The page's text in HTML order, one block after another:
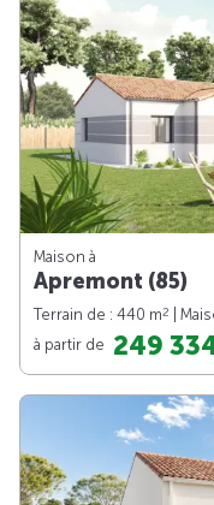
Maison à
Apremont (85)
Terrain de : 440 m2 |
à partir de 249